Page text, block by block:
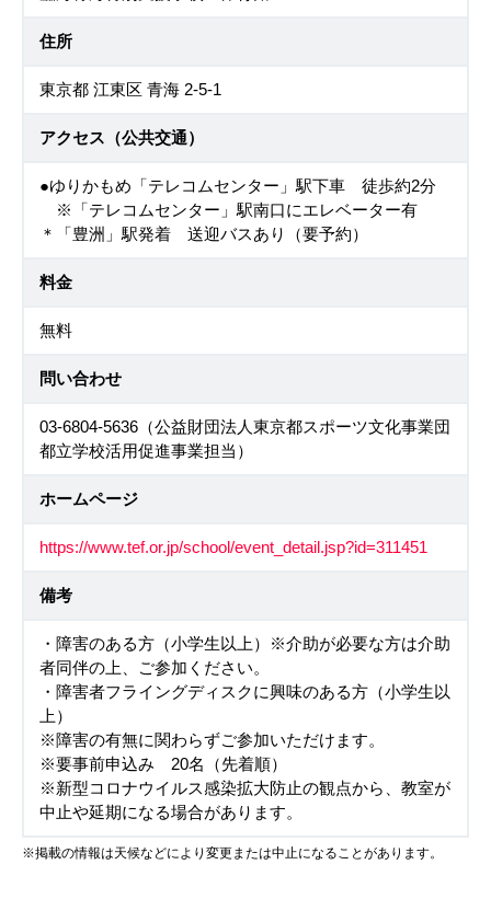
住所
東京都 江東区 青海 2-5-1
アクセス（公共交通）
●ゆりかもめ「テレコムセンター」駅下車 徒歩約2分
※「テレコムセンター」駅南口にエレベーター有
＊「豊洲」駅発着 送迎バスあり（要予約）
料金
無料
問い合わせ
03-6804-5636（公益財団法人東京都スポーツ文化事業団
都立学校活用促進事業担当）
ホームページ
https://www.tef.or.jp/school/event_detail.jsp?id=311451
備考
・障害のある方（小学生以上）※介助が必要な方は介助
者同伴の上、ご参加ください。
・障害者フライングディスクに興味のある方（小学生以
上）
※障害の有無に関わらずご参加いただけます。
※要事前申込み 20名（先着順）
※新型コロナウイルス感染拡大防止の観点から、教室が
中止や延期になる場合があります。
※掲載の情報は天候などにより変更または中止になることがあります。